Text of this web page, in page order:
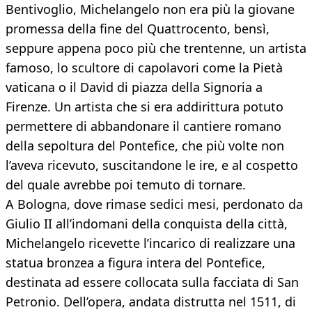
Bentivoglio, Michelangelo non era più la giovane
promessa della fine del Quattrocento, bensì,
seppure appena poco più che trentenne, un artista
famoso, lo scultore di capolavori come la Pietà
vaticana o il David di piazza della Signoria a
Firenze. Un artista che si era addirittura potuto
permettere di abbandonare il cantiere romano
della sepoltura del Pontefice, che più volte non
l’aveva ricevuto, suscitandone le ire, e al cospetto
del quale avrebbe poi temuto di tornare.
A Bologna, dove rimase sedici mesi, perdonato da
Giulio II all’indomani della conquista della città,
Michelangelo ricevette l’incarico di realizzare una
statua bronzea a figura intera del Pontefice,
destinata ad essere collocata sulla facciata di San
Petronio. Dell’opera, andata distrutta nel 1511, di